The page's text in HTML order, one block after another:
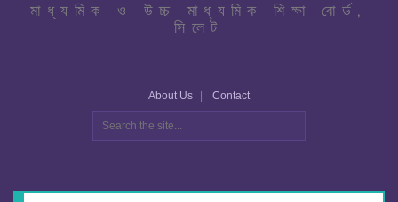
মাধ্যমিক ও উচ্চ মাধ্যমিক শিক্ষা বোর্ড,
সিলেট
About Us Contact